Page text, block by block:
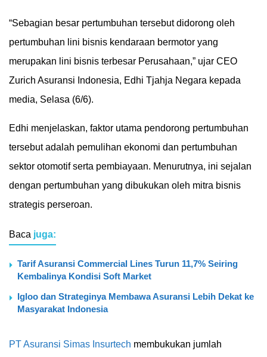
“Sebagian besar pertumbuhan tersebut didorong oleh
pertumbuhan lini bisnis kendaraan bermotor yang
merupakan lini bisnis terbesar Perusahaan,” ujar CEO
Zurich Asuransi Indonesia, Edhi Tjahja Negara kepada
media, Selasa (6/6).
Edhi menjelaskan, faktor utama pendorong pertumbuhan
tersebut adalah pemulihan ekonomi dan pertumbuhan
sektor otomotif serta pembiayaan. Menurutnya, ini sejalan
dengan pertumbuhan yang dibukukan oleh mitra bisnis
strategis perseroan.
Baca juga:
Tarif Asuransi Commercial Lines Turun 11,7% Seiring
Kembalinya Kondisi Soft Market
Igloo dan Strateginya Membawa Asuransi Lebih Dekat ke
Masyarakat Indonesia
PT Asuransi Simas Insurtech membukukan jumlah